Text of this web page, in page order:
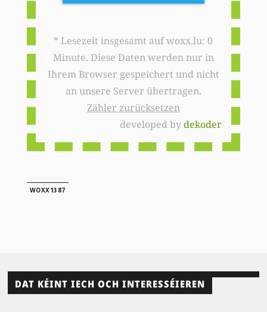
* Lesezeit insgesamt auf woxx.lu: 0
Minute. Diese Daten werden nur in
Ihrem Browser gespeichert und nicht
an unsere Server übertragen.
Zähler zurücksetzen
developed bydekoder
WOXX1387
DAT KÉINT IECH OCH INTERESSÉIEREN